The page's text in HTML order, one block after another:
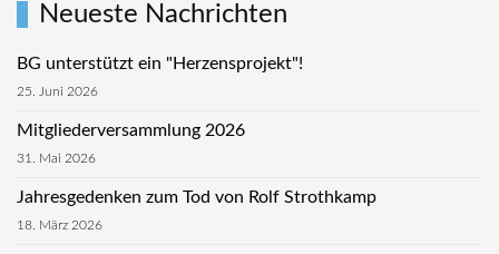
Neueste Nachrichten
BG unterstützt ein "Herzensprojekt"!
25. Juni 2026
Mitgliederversammlung 2026
31. Mai 2026
Jahresgedenken zum Tod von Rolf Strothkamp
18. März 2026